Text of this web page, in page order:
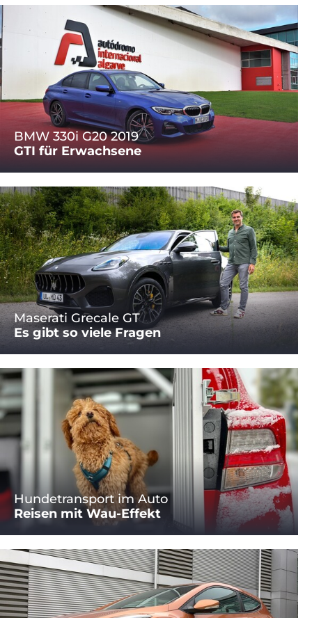
BMW 330i G20 2019
GTI für Erwachsene
Maserati Grecale GT
Es gibt so viele Fragen
Hundetransport im Auto
Reisen mit Wau-Effekt